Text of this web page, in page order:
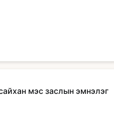
мэс заслын эмнэлэг